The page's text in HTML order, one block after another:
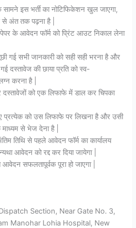
इस भर्ती का नोटिफिकेशन खुल जाएगा,
से अंत तक पढ़ना है |
के आवेदन फॉर्म को प्रिंट आउट निकाल लेना
गई सभी जानकारी को सही सही भरना है और
दस्तावेज की छाया प्रति को स्व-
करना है |
को एक लिफाफे में डाल कर चिपका
प्रत्येक को उस लिफाफे पर लिखना है और उसी
से भेज देना है |
तिथि से पहले आवेदन फॉर्म का कार्यालय
आवेदन को रद्द कर दिया जायेगा |
सफलतापूर्वक पूरा हो जाएगा |
Section, Near Gate No. 3,
Manohar Lohia Hospital, New